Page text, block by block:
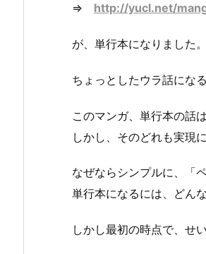
⇒ http://yucl.net/
が、単行本になりました。
ちょっとしたウラ話にな
このマンガ、単行本の話
しかし、そのどれも実現
なぜならシンプルに、「
単行本になるには、どん
しかし最初の時点で、せ